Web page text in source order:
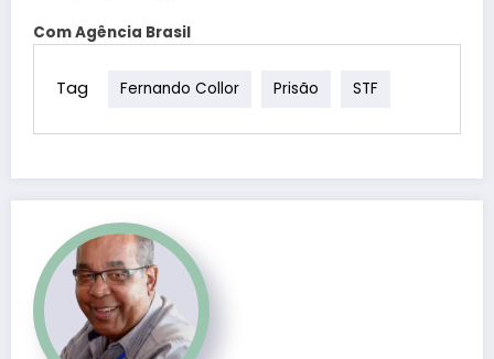
Com Agência Brasil
Tag Fernando Collor Prisão STF